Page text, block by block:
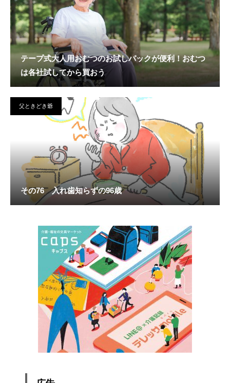
テープ式大人用おむつのお試しパックが便利！おむつ
は各社試してから買おう
父ときどき爺
その76 入れ歯知らずの96歳